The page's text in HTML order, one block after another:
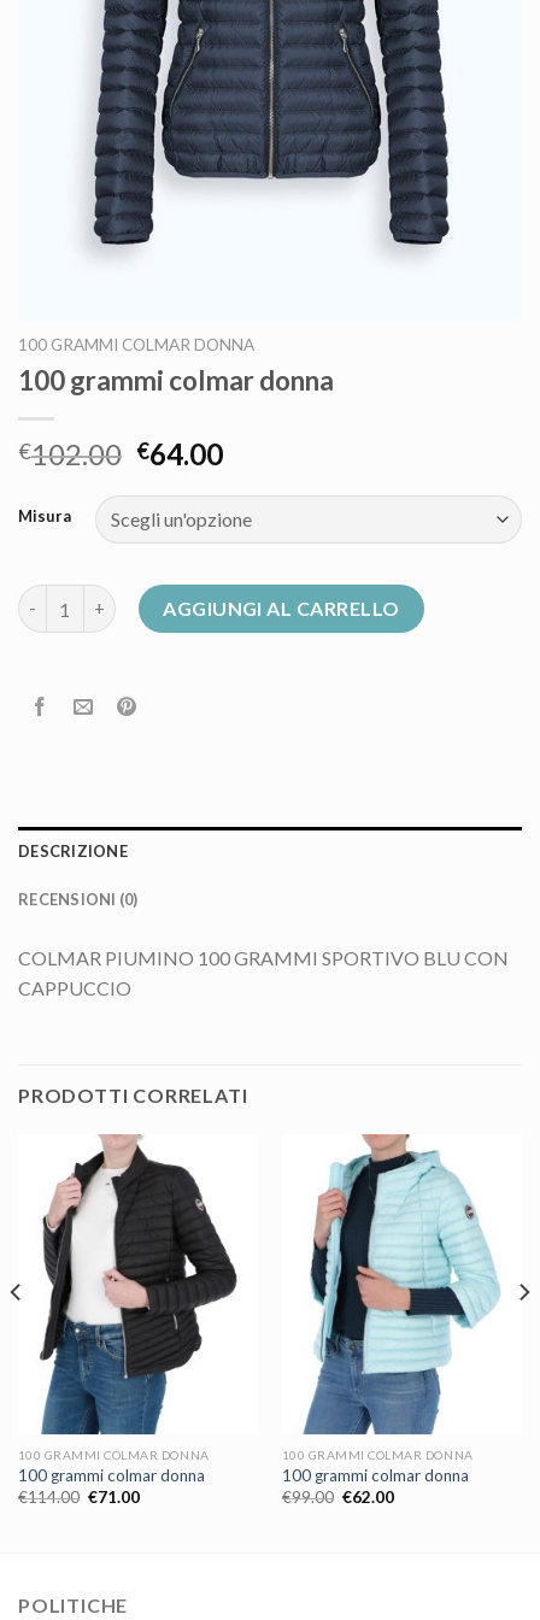
100 GRAMMI COLMAR DONNA
100 grammi colmar donna
€102.00 €64.00
Misura
100 grammi colmar donna quantità
AGGIUNGI AL CARRELLO
DESCRIZIONE
RECENSIONI (0)
COLMAR PIUMINO 100 GRAMMI SPORTIVO BLU CON
CAPPUCCIO
PRODOTTI CORRELATI
100 GRAMMI COLMAR DONNA
100 grammi colmar donna
€114.00 €71.00
100 GRAMMI COLMAR DONNA
100 grammi colmar donna
€99.00 €62.00
POLITICHE